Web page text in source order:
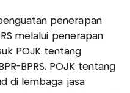
penerapan
melalui penerapan
POJK tentang
BPRS, POJK tentang
di lembaga jasa